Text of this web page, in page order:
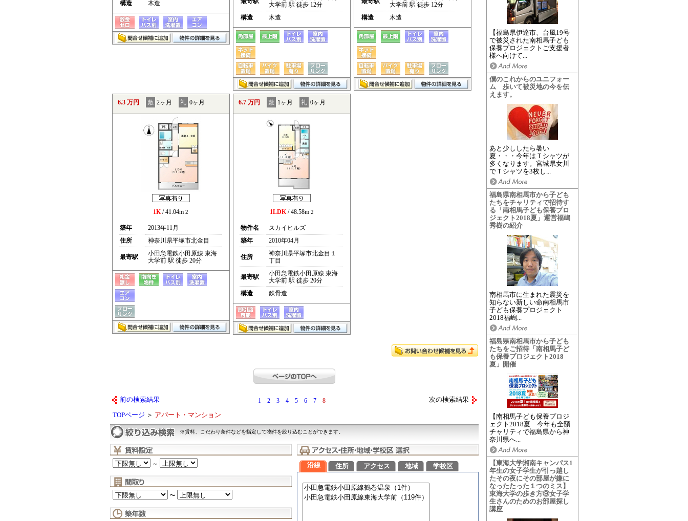
【福島県伊達市、台風19号
で被災された南相馬子ども
保養プロジェクトご支援者
様へ向けて...
僕のこれからのユニフォー
ム 歩いて被災地の今を伝
えます。
あと少ししたら暑い
夏・・・今年はＴシャツが
多くなります。宮城県女川
でＴシャツを3枚し...
福島県南相馬市から子ども
たちをチャリティで招待す
る「南相馬子ども保養プロ
ジェクト2018夏」運営福嶋
秀樹の紹介
南相馬市に生まれた震災を
知らない新しい命南相馬市
子ども保養プロジェクト
2018福嶋...
福島県南相馬市から子ども
たちをご招待「南相馬子ど
も保養プロジェクト2018
夏」開催
【南相馬子ども保養プロジ
ェクト2018夏 今年も全額
チャリティで福島県から神
奈川県へ...
【東海大学湘南キャンパス1
年生の女子学生が引っ越し
たその夜にその部屋が嫌に
なったたった１つのミス】
東海大学の歩き方⑨女子学
生さんのためのお部屋探し
講座
構造
木造
大学前 駅 徒歩 12分
構造
木造
大学前 駅 徒歩 12分
構造
木造
6.3 万円 敷 2ヶ月 礼 0ヶ月
1K/ 41.04m 2
築年
2013年11月
住所
神奈川県平塚市北金目
最寄駅
小田急電鉄小田原線 東海
大学前 駅 徒歩 20分
6.7 万円 敷 1ヶ月 礼 0ヶ月
1LDK/ 48.58m 2
物件名
スカイヒルズ
築年
2010年04月
住所
神奈川県平塚市北金目１
丁目
最寄駅
小田急電鉄小田原線 東海
大学前 駅 徒歩 20分
構造
鉄骨造
前の検索結果 1 2 3 4 5 6 7 8 次の検索結果
TOPページ ＞ アパート・マンション
※賃料、こだわり条件などを指定して物件を絞り込むことができます。
～
〜
沿線 住所 アクセス 地域 学校区